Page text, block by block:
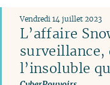
L’affaire
l’insoluble
Vendredi 14 juillet 2023